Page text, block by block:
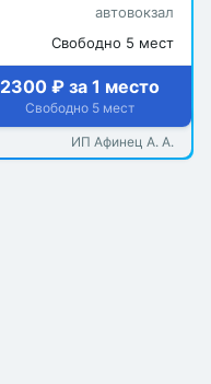
автовокзал
Свободно 5 мест
2300 ₽ за 1 место
Свободно 5 мест
ИП Афинец А. А.